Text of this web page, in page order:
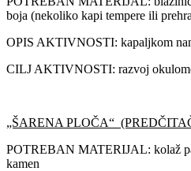
boja (nekoliko kapi tempere ili
OPIS AKTIVNOSTI: kapaljkom
CILJ AKTIVNOSTI: razvoj
„ŠARENA PLOČA“
POTREBAN MATERIJAL: kolaž
kamen